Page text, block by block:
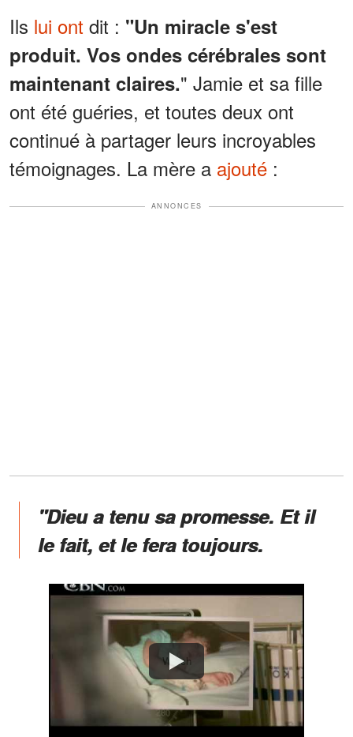
Ils lui ont dit : "Un miracle s'est
produit. Vos ondes cérébrales sont
maintenant claires." Jamie et sa fille
ont été guéries, et toutes deux ont
continué à partager leurs incroyables
témoignages. La mère a ajouté :
ANNONCES
"Dieu a tenu sa promesse. Et il
le fait, et le fera toujours.
Watch